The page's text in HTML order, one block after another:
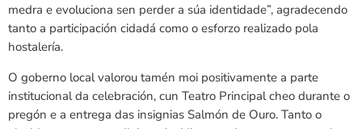
medra e evoluciona sen perder a súa identidade”, agradecendo
tanto a participación cidadá como o esforzo realizado pola
hostalería.
O goberno local valorou tamén moi positivamente a parte
institucional da celebración, cun Teatro Principal cheo durante o
pregón e a entrega das insignias Salmón de Ouro. Tanto o